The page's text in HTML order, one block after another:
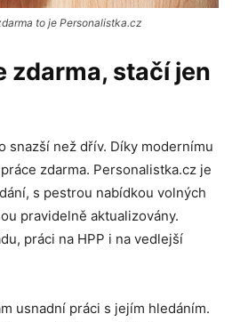
to je Personalistka.cz
zdarma, stačí jen
snazší než dřív. Díky modernímu
zdarma. Personalistka.cz je
s pestrou nabídkou volných
pravidelně aktualizovány.
práci na HPP i na vedlejší
usnadní práci s jejím hledáním.